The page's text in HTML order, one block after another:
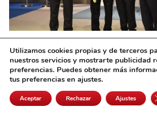
Fallece el expresidente de
Andrés Gómez Mora, a los 89
agosto 6, 2026
Utilizamos cookies propias y de terceros
nuestros servicios y mostrarte publicidad
preferencias. Puedes obtener más
tus preferencias en ajustes.
Aceptar Rechazar Ajustes